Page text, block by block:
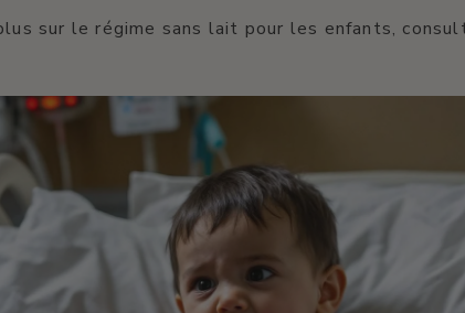
sur le régime sans lait pour les enfants,